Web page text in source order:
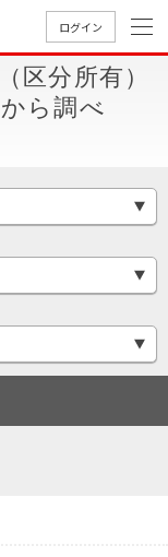
ログイン
AI
案内（関
Way
役員一
区分所有）
ら調べ